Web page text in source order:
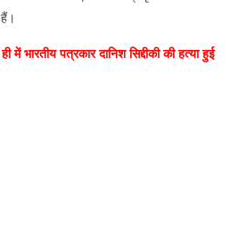
भारतीय पत्रकार दानिश सिद्दीकी की हत्या हुई